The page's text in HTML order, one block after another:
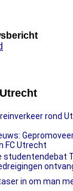
rond
FC Utrecht
studentendebat
in om man